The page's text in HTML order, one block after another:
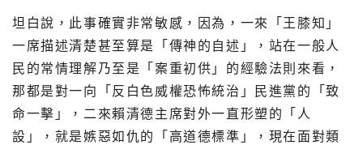
坦白說，此事確實非常敏感，因為，一來「王膝知」
一席描述清楚甚至算是「傳神的自述」，站在一般人
民的常情理解乃至是「案重初供」的經驗法則來看，
那都是對一向「反白色威權恐怖統治」民進黨的「致
命一擊」，二來賴清德主席對外一直形塑的「人
設」，就是嫉惡如仇的「高道德標準」，現在面對類